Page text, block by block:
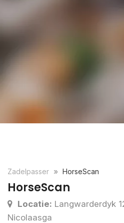
Zadelpasser HorseScan
HorseScan
Locatie: Langwarderdyk
Nicolaasga